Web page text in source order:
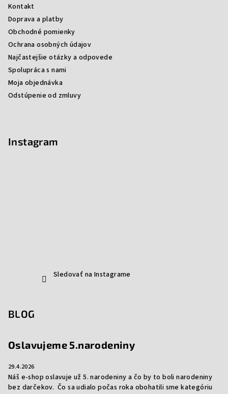
Kontakt
Doprava a platby
Obchodné pomienky
Ochrana osobných údajov
Najčastejšie otázky a odpovede
Spolupráca s nami
Moja objednávka
Odstúpenie od zmluvy
Instagram
Sledovať na Instagrame
BLOG
Oslavujeme 5.narodeniny
29.4.2026
Náš e-shop oslavuje už 5. narodeniny a čo by to boli narodeniny
bez darčekov. Čo sa udialo počas roka obohatili sme kategóriu